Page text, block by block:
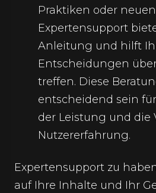
Praktiken oder
Expertensupport
Anleitung und hilft
Entscheidungen
treffen. Diese
entscheidend sein
der Leistung und die
Nutzererfahrung.
Expertensupport zu
auf Ihre Inhalte und Ihr